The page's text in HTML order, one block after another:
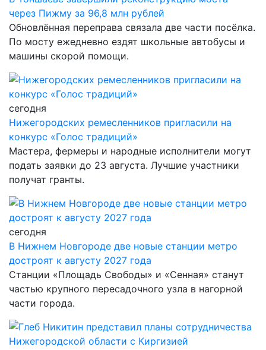
через Пижму за 96,8 млн рублей
Обновлённая переправа связала две части посёлка.
По мосту ежедневно ездят школьные автобусы и
машины скорой помощи.
сегодня
Нижегородских ремесленников пригласили на
конкурс «Голос традиций»
Мастера, фермеры и народные исполнители могут
подать заявки до 23 августа. Лучшие участники
получат гранты.
сегодня
В Нижнем Новгороде две новые станции метро
достроят к августу 2027 года
Станции «Площадь Свободы» и «Сенная» станут
частью крупного пересадочного узла в нагорной
части города.